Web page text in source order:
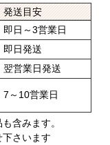
発送目安
即日～3営業日
即日発送
翌営業日発送
7～10営業日
含みます。
さいます